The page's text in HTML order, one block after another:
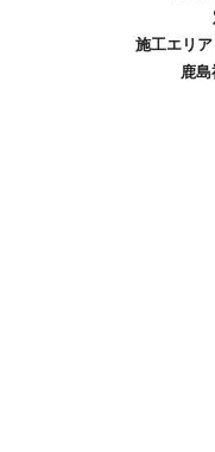
施工エリア
鹿